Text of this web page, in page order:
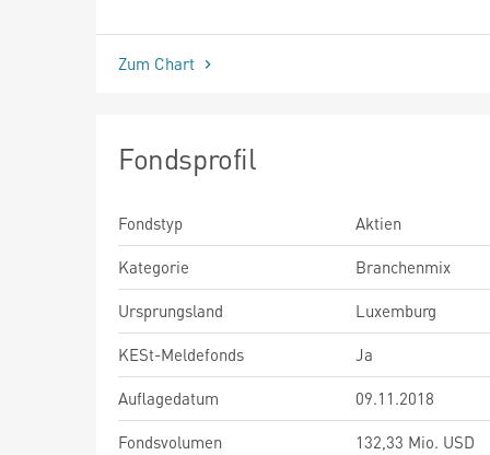
seit Beginn
Zum Chart
Fondsprofil
Fondstyp
Aktien
Kategorie
Branchenmix
Ursprungsland
Luxemburg
KESt-Meldefonds
Ja
Auflagedatum
09.11.2018
Fondsvolumen
132,33 Mio. USD